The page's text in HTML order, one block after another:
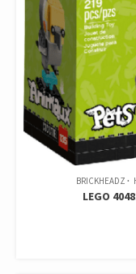
BRICKHEADZ
LEGO